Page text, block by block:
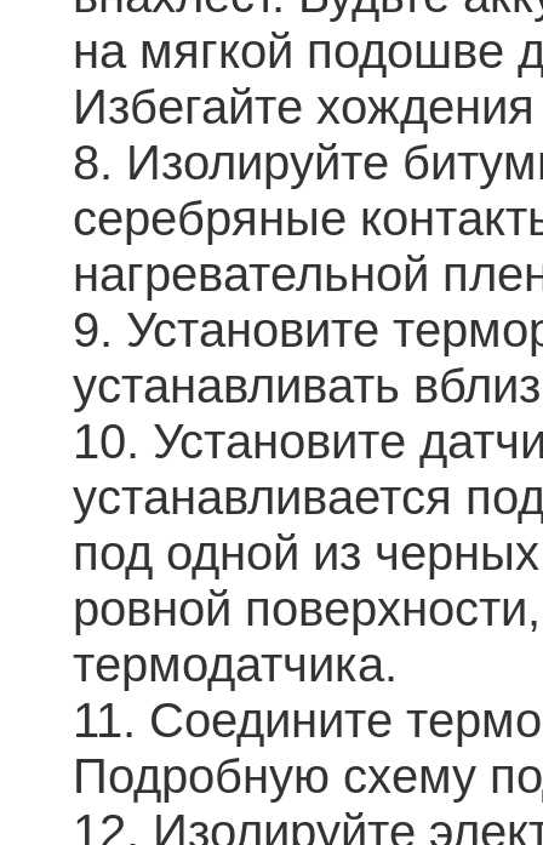
на мягкой подошве
Избегайте
8. Изолируйте
серебряные
нагревательной
9. Установите
устанавливать
10. Установите
устанавливается
под одной из
ровной
термодатчика.
11. Соедините
Подробную схему
12. Изолируйте